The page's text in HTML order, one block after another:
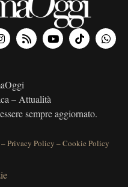
– Attualità
sempre aggiornato.
Privacy Policy –Cookie Policy